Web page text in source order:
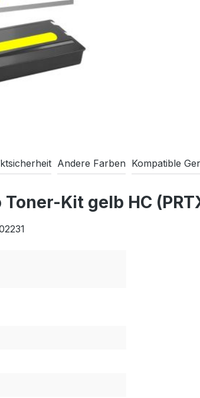
Andere Farben Kompatible
Kit gelb HC